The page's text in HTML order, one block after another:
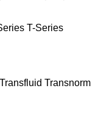
T-Series
Transfluid Transnorm